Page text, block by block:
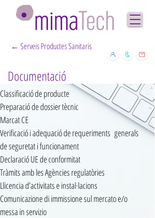
← Serveis Productes Sanitaris
Documentació
Classificació de producte
Preparació de dossier tècnic
Marcat CE
Verificació i adequació de requeriments generals
de seguretat i funcionament
Declaració UE de conformitat
Tràmits amb les Agències regulatòries
Llicencia d’activitats e instal·lacions
Comunicazione di immissione sul mercato e/o
messa in servizio